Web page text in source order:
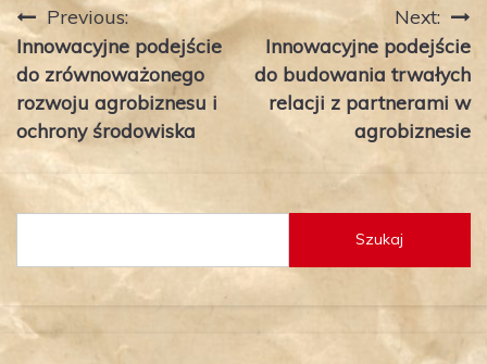
Nawigacja
wpisu
Previous:
Innowacyjne podejście
do zrównoważonego
rozwoju agrobiznesu i
ochrony środowiska
Next:
Innowacyjne podejście
do budowania trwałych
relacji z partnerami w
agrobiznesie
Szukaj